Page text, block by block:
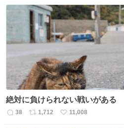
数
ス
ト
数
ね
数
絶対に負けられない戦いがある
返
38
リ
1,712
い
11,008